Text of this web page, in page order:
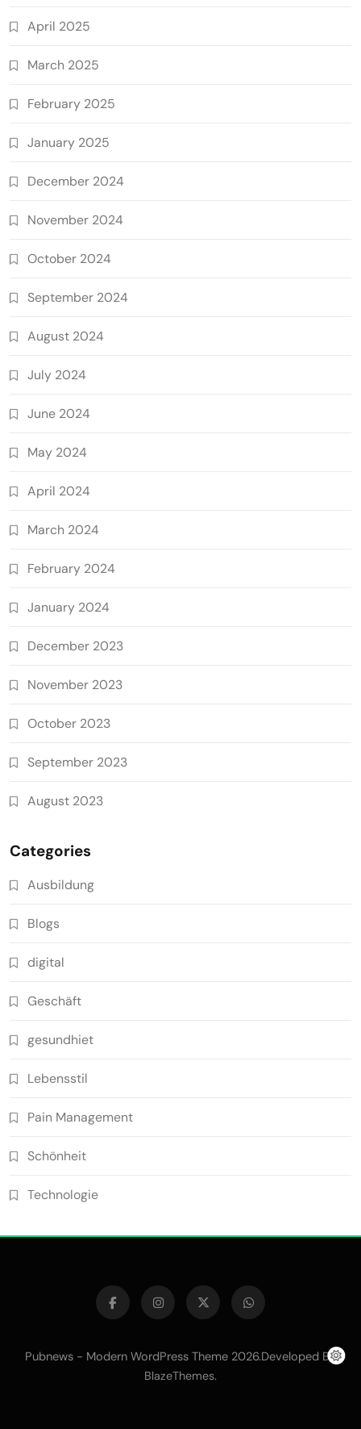
April 2025
March 2025
February 2025
January 2025
December 2024
November 2024
October 2024
September 2024
August 2024
July 2024
June 2024
May 2024
April 2024
March 2024
February 2024
January 2024
December 2023
November 2023
October 2023
September 2023
August 2023
Categories
Ausbildung
Blogs
digital
Geschäft
gesundhiet
Lebensstil
Pain Management
Schönheit
Technologie
Pubnews - Modern WordPress Theme 2026.Developed By
BlazeThemes.